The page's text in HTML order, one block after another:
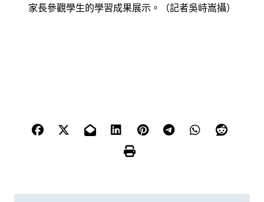
家長參觀學生的學習成果展示。（記者吳峙嵩攝）